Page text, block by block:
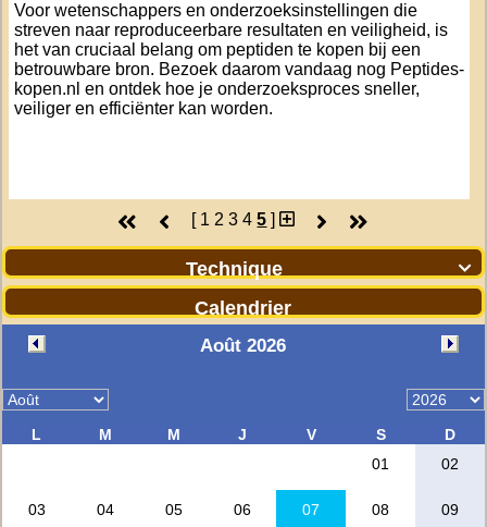
Voor wetenschappers en onderzoeksinstellingen die
streven naar reproduceerbare resultaten en veiligheid, is
het van cruciaal belang om peptiden te kopen bij een
betrouwbare bron. Bezoek daarom vandaag nog Peptides-
kopen.nl en ontdek hoe je onderzoeksproces sneller,
veiliger en efficiënter kan worden.
[ 1 2 3 4 5 ]

Technique
Calendrier